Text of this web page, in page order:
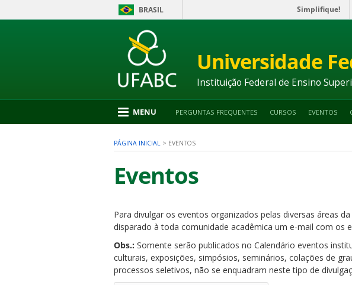
BRASIL Simplifique!
para
2
Universidade
Instituição Federal de Ensino
MENU PERGUNTAS FREQUENTES CURSOS EVENTOS
PÁGINA INICIAL > EVENTOS
Eventos
Para divulgar os eventos organizados pelas diversas áreas
disparado à toda comunidade acadêmica um e-mail com os
Obs.: Somente serão publicados no Calendário eventos
culturais, exposições, simpósios, seminários, colações de
processos seletivos, não se enquadram neste tipo de